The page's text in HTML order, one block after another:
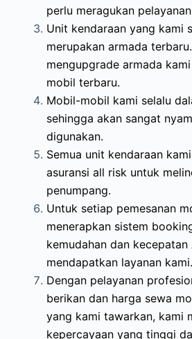
perlu meragukan
Unit kendaraan yang kami
merupakan armada
mengupgrade armada
mobil terbaru.
Mobil-mobil kami selalu
sehingga akan sangat
digunakan.
Semua unit kendaraan
asuransi all risk untuk
penumpang.
Untuk setiap pemesanan
menerapkan sistem
kemudahan dan kecepatan
mendapatkan layanan kami.
Dengan pelayanan
berikan dan harga sewa
yang kami tawarkan, kami
kepercayaan yang tinggi